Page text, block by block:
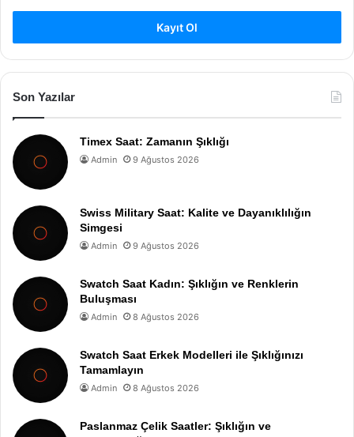
Kayıt Ol
Son Yazılar
Timex Saat: Zamanın Şıklığı
Admin 9 Ağustos 2026
Swiss Military Saat: Kalite ve Dayanıklılığın
Simgesi
Admin 9 Ağustos 2026
Swatch Saat Kadın: Şıklığın ve Renklerin
Buluşması
Admin 8 Ağustos 2026
Swatch Saat Erkek Modelleri ile Şıklığınızı
Tamamlayın
Admin 8 Ağustos 2026
Paslanmaz Çelik Saatler: Şıklığın ve